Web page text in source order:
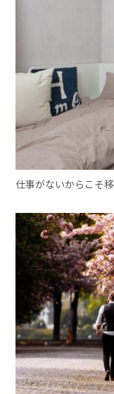
仕事がないからこそ